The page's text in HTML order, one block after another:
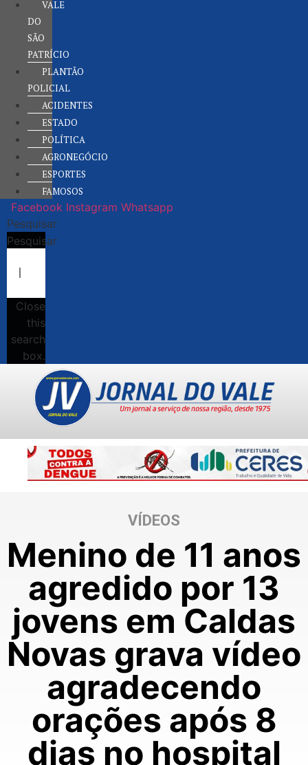
VALE
DO
SÃO
PATRÍCIO
PLANTÃO
POLICIAL
ACIDENTES
ESTADO
POLÍTICA
AGRONEGÓCIO
ESPORTES
FAMOSOS
Facebook Instagram Whatsapp
Pesquisar
Pesquisar
Close
this
search
box.
VÍDEOS
Menino de 11 anos
agredido por 13
jovens em Caldas
Novas grava vídeo
agradecendo
orações após 8
dias no hospital